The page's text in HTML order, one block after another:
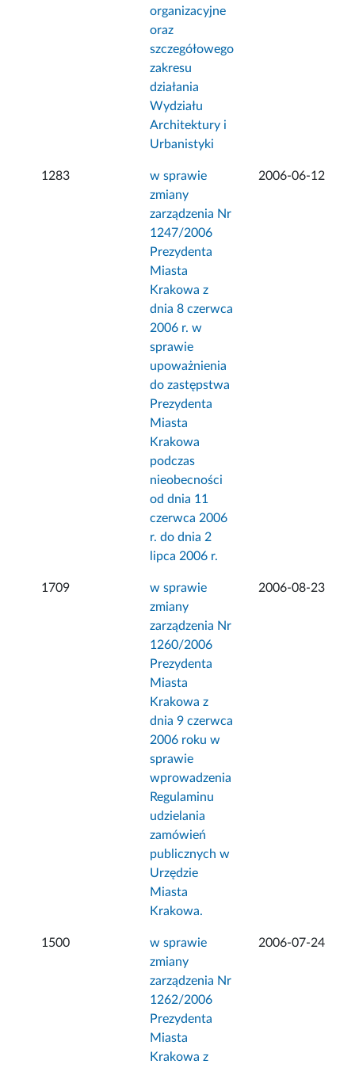
organizacyjne
oraz
szczegółowego
zakresu
działania
Wydziału
Architektury i
Urbanistyki
1283
w sprawie
zmiany
zarządzenia Nr
1247/2006
Prezydenta
Miasta
Krakowa z
dnia 8 czerwca
2006 r. w
sprawie
upoważnienia
do zastępstwa
Prezydenta
Miasta
Krakowa
podczas
nieobecności
od dnia 11
czerwca 2006
r. do dnia 2
lipca 2006 r.
2006-06-12
1709
w sprawie
zmiany
zarządzenia Nr
1260/2006
Prezydenta
Miasta
Krakowa z
dnia 9 czerwca
2006 roku w
sprawie
wprowadzenia
Regulaminu
udzielania
zamówień
publicznych w
Urzędzie
Miasta
Krakowa.
2006-08-23
1500
w sprawie
zmiany
zarządzenia Nr
1262/2006
Prezydenta
Miasta
Krakowa z
2006-07-24